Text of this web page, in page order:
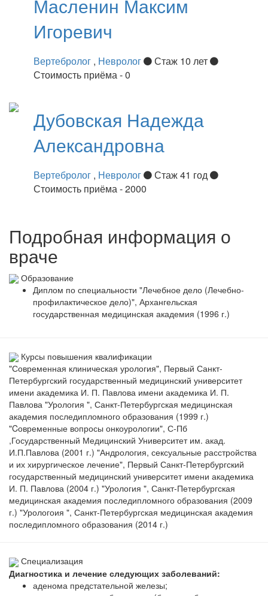
Масленин Максим
Игоревич
Вертебролог , Невролог
Стаж 10 лет
Стоимость приёма - 0
Дубовская Надежда
Александровна
Вертебролог , Невролог
Стаж 41 год
Стоимость приёма - 2000
Подробная информация о
враче
Образование
Диплом по специальности "Лечебное дело (Лечебно-
профилактическое дело)", Архангельская
государственная медицинская академия (1996 г.)
Курсы повышения квалификации
"Современная клиническая урология", Первый Санкт-
Петербургский государственный медицинский университет
имени академика И. П. Павлова имени академика И. П.
Павлова "Урология ", Санкт-Петербургская медицинская
академия последипломного образования (1999 г.)
"Cовременные вопросы онкоурологии", С-Пб
,Государственный Медицинский Университет им. акад.
И.П.Павлова (2001 г.) "Андрология, сексуальные расстройства
и их хирургическое лечение", Первый Санкт-Петербургский
государственный медицинский университет имени академика
И. П. Павлова (2004 г.) "Урология ", Санкт-Петербургская
медицинская академия последипломного образования (2009
г.) "Урологоия ", Санкт-Петербургская медицинская академия
последипломного образования (2014 г.)
Специализация
Диагностика и лечение следующих заболеваний:
аденома предстательной железы;